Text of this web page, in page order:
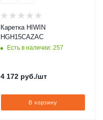
Каретка HIWIN
HGH15CAZAC
Есть в наличии: 257
4 172 руб./шт
В корзину